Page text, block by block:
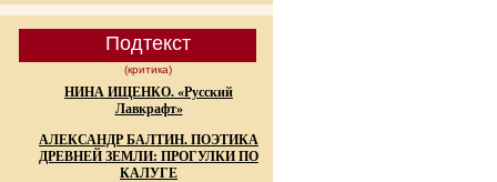
Подтекст
(критика)
НИНА ИЩЕНКО. «Русский
Лавкрафт»
АЛЕКСАНДР БАЛТИН. ПОЭТИКА
ДРЕВНЕЙ ЗЕМЛИ: ПРОГУЛКИ ПО
КАЛУГЕ